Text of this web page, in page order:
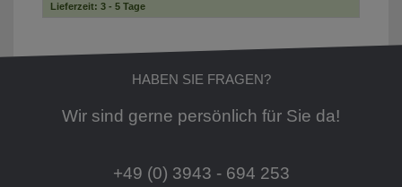
Lieferzeit: 3 - 5 Tage
HABEN SIE FRAGEN?
Wir sind gerne persönlich für Sie da!
+49 (0) 3943 - 694 253